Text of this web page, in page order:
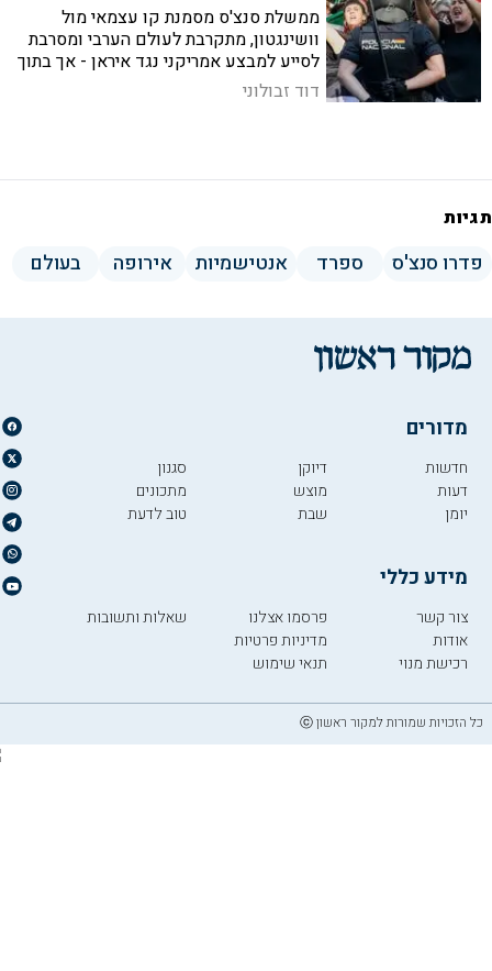
ממשלת סנצ'ס מסמנת קו עצמאי מול
וושינגטון, מתקרבת לעולם הערבי ומסרבת
לסייע למבצע אמריקני נגד איראן - אך בתוך
ספרד עצמה מתרחב המאבק ברדיקליזציה
אסלאמיסטית, ברשתות מימון חוצות גבולות
דוד זבולוני
תגיות
פדרו סנצ'ס ספרד אנטישמיות אירופה בעולם
מדורים
חדשות
דעות
יומן
דיוקן
מוצש
שבת
סגנון
מתכונים
טוב לדעת
מידע כללי
צור קשר
אודות
רכישת מנוי
פרסמו אצלנו
מדיניות פרטיות
תנאי שימוש
שאלות ותשובות
כל הזכויות שמורות למקור ראשון ⓒ